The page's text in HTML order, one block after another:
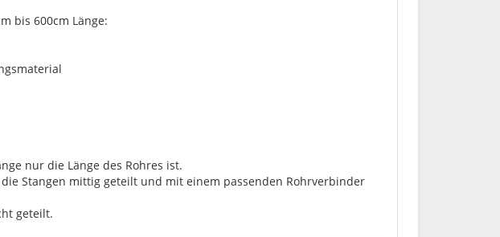
bis 600cm Länge:
nur die Länge des Rohres ist.
Stangen mittig geteilt und mit einem passenden Rohrverbinder
geteilt.